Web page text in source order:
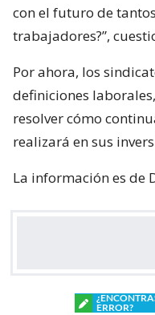
con el futuro de
trabajadores?”,
Por ahora, los
definiciones
resolver cómo
realizará en sus
La información es de
ERROR?